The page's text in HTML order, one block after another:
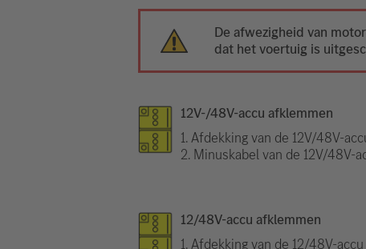
De afwezigheid van
dat het voertuig is
12V-/48V-accu afklemmen
1. Afdekking van de 12V/48V-
2. Minuskabel van de 12V/
12/48V-accu afklemmen
1. Afdekking van de 12/48V-